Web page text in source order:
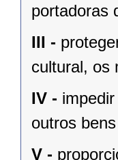
portadoras
III -
cultural, os
IV -
outros
V -